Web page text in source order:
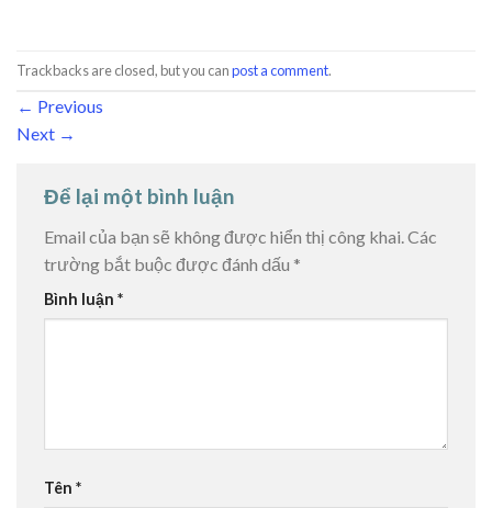
Trackbacks are closed, but you canpost a comment.
← Previous
Next →
Để lại một bình luận
Email của bạn sẽ không được hiển thị công khai.Các
trường bắt buộc được đánh dấu *
Bình luận *
Tên *